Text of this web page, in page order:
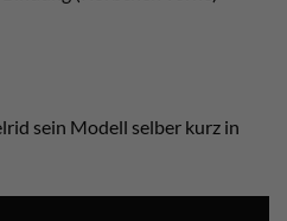
sein Modell selber kurz in